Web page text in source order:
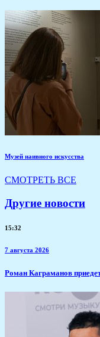
Музей наивного искусства
СМОТРЕТЬ ВСЕ
Другие новости
15:32
7 августа 2026
​Роман Каграманов